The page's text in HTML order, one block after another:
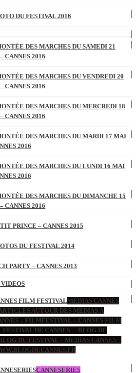
DU FESTIVAL 2016
DES MARCHES DU SAMEDI 21
CANNES 2016
DES MARCHES DU VENDREDI 20
CANNES 2016
DES MARCHES DU MERCREDI 18
CANNES 2016
DES MARCHES DU MARDI 17 MAI
2016
DES MARCHES DU LUNDI 16 MAI
2016
DES MARCHES DU DIMANCHE 15
CANNES 2016
PRINCE – CANNES 2015
DU FESTIVAL 2014
PARTY – CANNES 2013
FILM FESTIVALMÉDIAS CANNES
AUTOUR DES MÉDIAS À
– FILMFESTIVAL – CANNES FILM
FESTIVAL DE CANNES – BLOG DE
DU FESTIVAL – MEDIAS CANNES –
CANNESERIES